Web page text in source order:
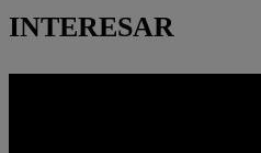
INTERESAR